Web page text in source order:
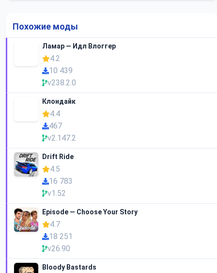
Похожие моды
Ламар — Идл Влоггер
4.2
10 439
v238.2.0
Клондайк
4.4
467
v2.147.2
Drift Ride
4.5
16 783
v1.52
Episode — Choose Your Story
4.7
18 251
v26.90
Bloody Bastards